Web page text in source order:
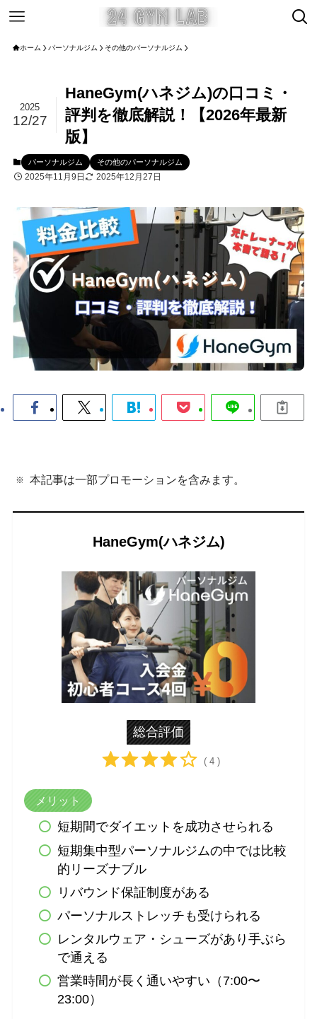
ホーム パーソナルジム その他のパーソナルジム
HaneGym(ハネジム)の口コミ・
評判を徹底解説！【2026年最新
版】
2025
12/27
パーソナルジム その他のパーソナルジム
2025年11月9日 2025年12月27日
本記事は一部プロモーションを含みます。
HaneGym(ハネジム)
総合評価
( 4 )
メリット
短期間でダイエットを成功させられる
短期集中型パーソナルジムの中では比較
的リーズナブル
リバウンド保証制度がある
パーソナルストレッチも受けられる
レンタルウェア・シューズがあり手ぶら
で通える
営業時間が長く通いやすい（7:00〜
23:00）